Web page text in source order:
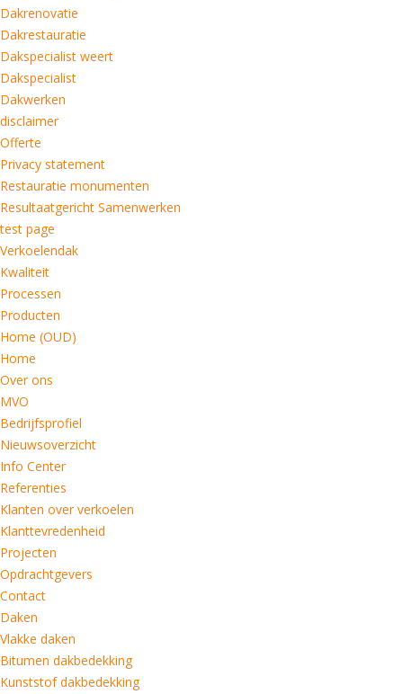
Dakrenovatie
Dakrestauratie
Dakspecialist weert
Dakspecialist
Dakwerken
disclaimer
Offerte
Privacy statement
Restauratie monumenten
Resultaatgericht Samenwerken
test page
Verkoelendak
Kwaliteit
Processen
Producten
Home (OUD)
Home
Over ons
MVO
Bedrijfsprofiel
Nieuwsoverzicht
Info Center
Referenties
Klanten over verkoelen
Klanttevredenheid
Projecten
Opdrachtgevers
Contact
Daken
Vlakke daken
Bitumen dakbedekking
Kunststof dakbedekking